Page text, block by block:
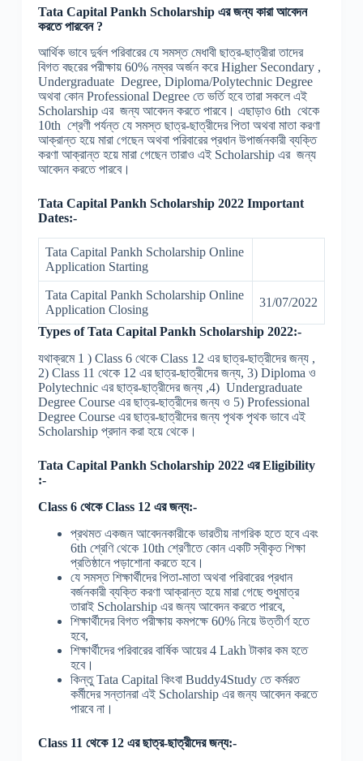
Tata Capital Pankh Scholarship এর জন্য কারা আবেদন
করতে পারবেন ?
আর্থিক ভাবে দুর্বল পরিবারের যে সমস্ত মেধাবী ছাত্র-ছাত্রীরা তাদের
বিগত বছরের পরীক্ষায় 60% নম্বর অর্জন করে Higher Secondary ,
Undergraduate Degree, Diploma/Polytechnic Degree
অথবা কোন Professional Degree তে ভর্তি হবে তারা সকলে এই
Scholarship এর জন্য আবেদন করতে পারবে। এছাড়াও 6th থেকে
10th শ্রেণী পর্যন্ত যে সমস্ত ছাত্র-ছাত্রীদের পিতা অথবা মাতা করণা
আক্রান্ত হয়ে মারা গেছেন অথবা পরিবারের প্রধান উপার্জনকারী ব্যক্তি
করণা আক্রান্ত হয়ে মারা গেছেন তারাও এই Scholarship এর জন্য
আবেদন করতে পারবে।
Tata Capital Pankh Scholarship 2022 Important
Dates:-
Tata Capital Pankh Scholarship Online
Application Starting
Tata Capital Pankh Scholarship Online
Application Closing
31/07/2022
Types ofTata Capital Pankh Scholarship 2022:-
যথাক্রমে 1 ) Class 6 থেকে Class 12 এর ছাত্র-ছাত্রীদের জন্য ,
2) Class 11 থেকে 12 এর ছাত্র-ছাত্রীদের জন্য, 3) Diploma ও
Polytechnic এর ছাত্র-ছাত্রীদের জন্য ,4) Undergraduate
Degree Course এর ছাত্র-ছাত্রীদের জন্য ও 5) Professional
Degree Course এর ছাত্র-ছাত্রীদের জন্য পৃথক পৃথক ভাবে এই
Scholarship প্রদান করা হয়ে থেকে।
Tata Capital Pankh Scholarship 2022 এর Eligibility
:-
Class 6 থেকে Class 12 এর জন্য:-
প্রথমত একজন আবেদনকারীকে ভারতীয় নাগরিক হতে হবে এবং
6th শ্রেণি থেকে 10th শ্রেণীতে কোন একটি স্বীকৃত শিক্ষা
প্রতিষ্ঠানে পড়াশোনা করতে হবে।
যে সমস্ত শিক্ষার্থীদের পিতা-মাতা অথবা পরিবারের প্রধান
বর্জনকারী ব্যক্তি করণা আক্রান্ত হয়ে মারা গেছে শুধুমাত্র
তারাই Scholarship এর জন্য আবেদন করতে পারবে,
শিক্ষার্থীদের বিগত পরীক্ষায় কমপক্ষে 60% নিয়ে উত্তীর্ণ হতে
হবে,
শিক্ষার্থীদের পরিবারের বার্ষিক আয়ের 4 Lakh টাকার কম হতে
হবে।
কিন্তু Tata Capital কিংবা Buddy4Study তে কর্মরত
কর্মীদের সন্তানরা এই Scholarship এর জন্য আবেদন করতে
পারবে না।
Class 11 থেকে 12 এর ছাত্র-ছাত্রীদের জন্য:-